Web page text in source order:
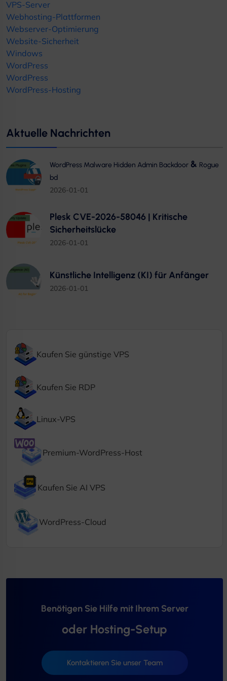
VPS-Server
Webhosting-Plattformen
Webserver-Optimierung
Website-Sicherheit
Windows
WordPress
WordPress
WordPress-Hosting
Aktuelle Nachrichten
WordPress Malware Hidden Admin Backdoor & Rogue
bd
2026-01-01
Plesk CVE-2026-58046 | Kritische
Sicherheitslücke
2026-01-01
Künstliche Intelligenz (KI) für Anfänger
2026-01-01
Kaufen Sie günstige VPS
Kaufen Sie RDP
Linux-VPS
Premium-WordPress-Host
Kaufen Sie AI VPS
WordPress-Cloud
Benötigen Sie Hilfe mit Ihrem Server
oder Hosting-Setup
Kontaktieren Sie unser Team